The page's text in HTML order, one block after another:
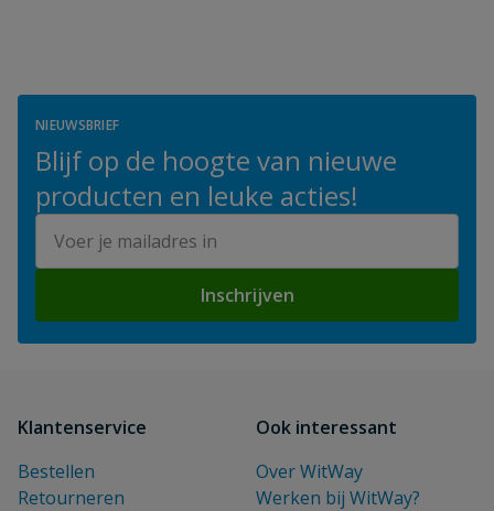
NIEUWSBRIEF
Blijf op de hoogte van nieuwe
producten en leuke acties!
Inschrijven
Klantenservice
Bestellen
Retourneren
Ook interessant
Over WitWay
Werken bij WitWay?